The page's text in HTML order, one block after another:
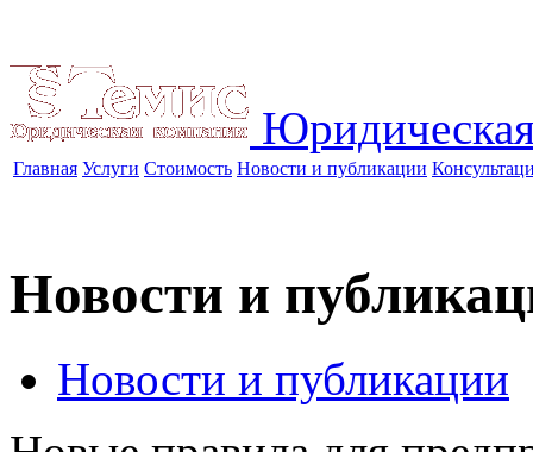
Главная Услуги Стоимость Новости и публикации
Новости и
Новости и публикации